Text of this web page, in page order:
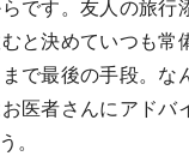
です。友人の旅行
と決めていつも常
で最後の手段。な
医者さんにアドバ
。